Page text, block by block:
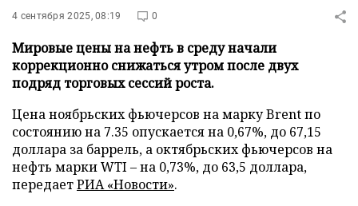
4 сентября 2025, 08:19 0
Мировые цены на нефть в среду начали
коррекционно снижаться утром после двух
подряд торговых сессий роста.
Цена ноябрьских фьючерсов на марку Brent по
состоянию на 7.35 опускается на 0,67%, до 67,15
доллара за баррель, а октябрьских фьючерсов на
нефть марки WTI – на 0,73%, до 63,5 доллара,
передаетРИА «Новости».